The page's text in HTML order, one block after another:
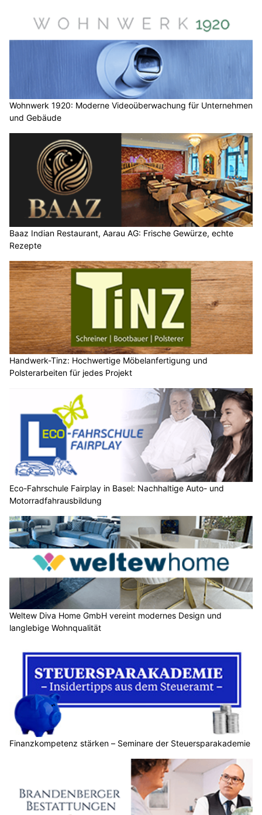
Wohnwerk 1920: Moderne Videoüberwachung für Unternehmen
und Gebäude
Baaz Indian Restaurant, Aarau AG: Frische Gewürze, echte
Rezepte
Handwerk-Tinz: Hochwertige Möbelanfertigung und
Polsterarbeiten für jedes Projekt
Eco-Fahrschule Fairplay in Basel: Nachhaltige Auto- und
Motorradfahrausbildung
Weltew Diva Home GmbH vereint modernes Design und
langlebige Wohnqualität
Finanzkompetenz stärken – Seminare der Steuersparakademie